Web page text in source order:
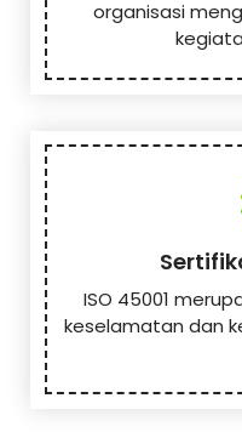
organisasi
ISO 45001
keselamatan dan